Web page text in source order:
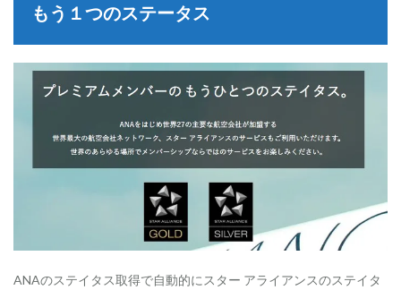
もう１つのステータス
ANAのステイタス取得で自動的にスター アライアンスのステイタ